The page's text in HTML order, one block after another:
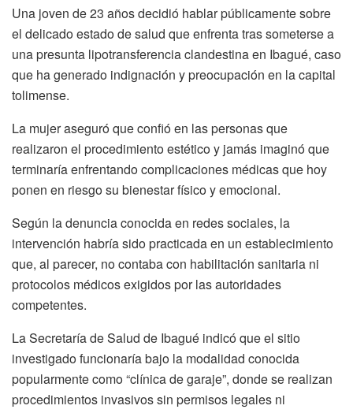
Una joven de 23 años decidió hablar públicamente sobre
el delicado estado de salud que enfrenta tras someterse a
una presunta lipotransferencia clandestina en Ibagué, caso
que ha generado indignación y preocupación en la capital
tolimense.
La mujer aseguró que confió en las personas que
realizaron el procedimiento estético y jamás imaginó que
terminaría enfrentando complicaciones médicas que hoy
ponen en riesgo su bienestar físico y emocional.
Según la denuncia conocida en redes sociales, la
intervención habría sido practicada en un establecimiento
que, al parecer, no contaba con habilitación sanitaria ni
protocolos médicos exigidos por las autoridades
competentes.
La Secretaría de Salud de Ibagué indicó que el sitio
investigado funcionaría bajo la modalidad conocida
popularmente como “clínica de garaje”, donde se realizan
procedimientos invasivos sin permisos legales ni